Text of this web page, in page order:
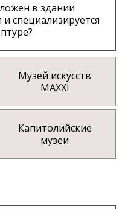
в здании
специализируется
Музей искусств
MAXXI
Капитолийские
музеи